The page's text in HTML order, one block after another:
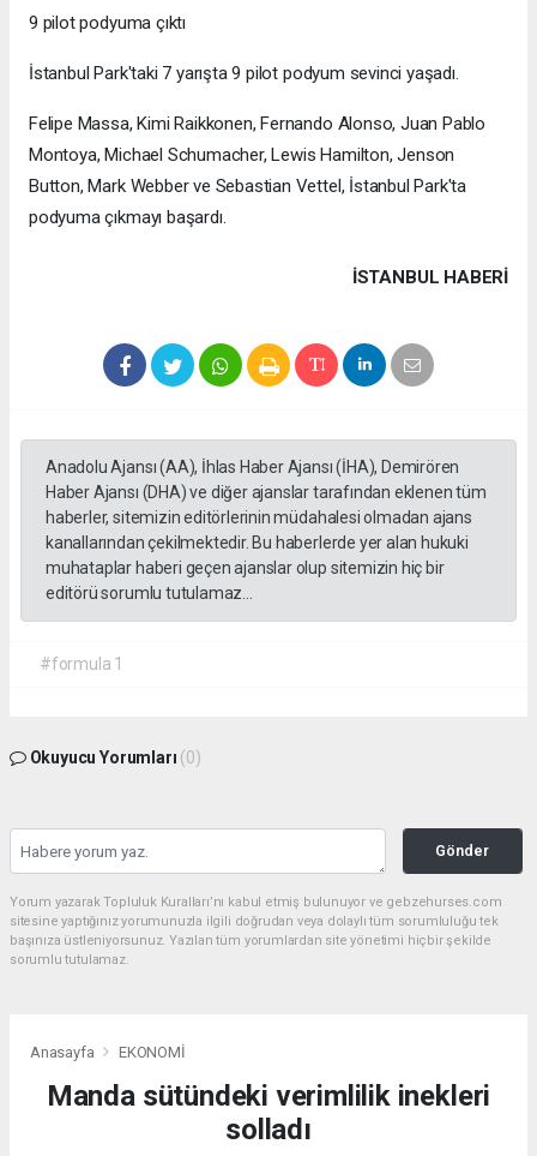
9 pilot podyuma çıktı
İstanbul Park'taki 7 yarışta 9 pilot podyum sevinci yaşadı.
Felipe Massa, Kimi Raikkonen, Fernando Alonso, Juan Pablo
Montoya, Michael Schumacher, Lewis Hamilton, Jenson
Button, Mark Webber ve Sebastian Vettel, İstanbul Park'ta
podyuma çıkmayı başardı.
İSTANBUL HABERİ
Anadolu Ajansı (AA), İhlas Haber Ajansı (İHA), Demirören
Haber Ajansı (DHA) ve diğer ajanslar tarafından eklenen tüm
haberler, sitemizin editörlerinin müdahalesi olmadan ajans
kanallarından çekilmektedir. Bu haberlerde yer alan hukuki
muhataplar haberi geçen ajanslar olup sitemizin hiç bir
editörü sorumlu tutulamaz...
#formula 1
Okuyucu Yorumları (0)
Gönder
Yorum yazarak Topluluk Kuralları’nı kabul etmiş bulunuyor ve gebzehurses.com
sitesine yaptığınız yorumunuzla ilgili doğrudan veya dolaylı tüm sorumluluğu tek
başınıza üstleniyorsunuz. Yazılan tüm yorumlardan site yönetimi hiçbir şekilde
sorumlu tutulamaz.
Anasayfa EKONOMİ
Manda sütündeki verimlilik inekleri
solladı